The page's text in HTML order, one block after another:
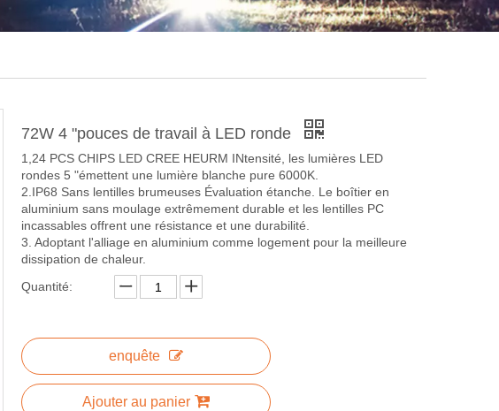
72W 4 "pouces de travail à LED ronde
1,24 PCS CHIPS LED CREE HEURM INtensité, les lumières LED
rondes 5 "émettent une lumière blanche pure 6000K.
2.IP68 Sans lentilles brumeuses Évaluation étanche. Le boîtier en
aluminium sans moulage extrêmement durable et les lentilles PC
incassables offrent une résistance et une durabilité.
3. Adoptant l'alliage en aluminium comme logement pour la meilleure
dissipation de chaleur.
Quantité:
enquête
Ajouter au panier